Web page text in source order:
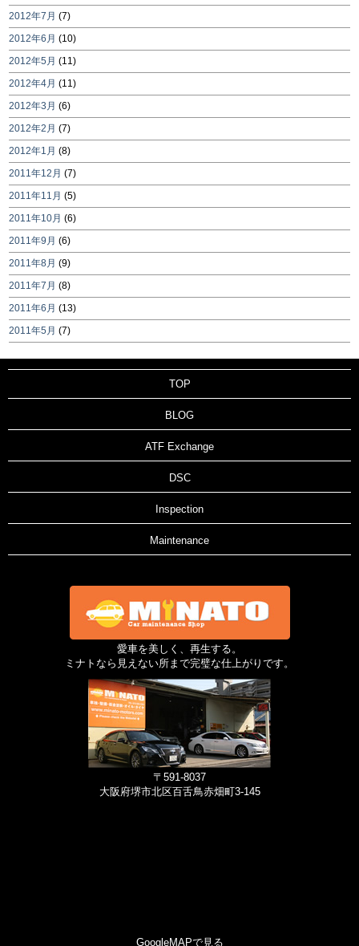
2012年7月 (7)
2012年6月 (10)
2012年5月 (11)
2012年4月 (11)
2012年3月 (6)
2012年2月 (7)
2012年1月 (8)
2011年12月 (7)
2011年11月 (5)
2011年10月 (6)
2011年9月 (6)
2011年8月 (9)
2011年7月 (8)
2011年6月 (13)
2011年5月 (7)
TOP
BLOG
ATF Exchange
DSC
Inspection
Maintenance
愛車を美しく、再生する。
ミナトなら見えない所まで完璧な仕上がりです。
〒591-8037
大阪府堺市北区百舌鳥赤畑町3-145
GoogleMAPで見る